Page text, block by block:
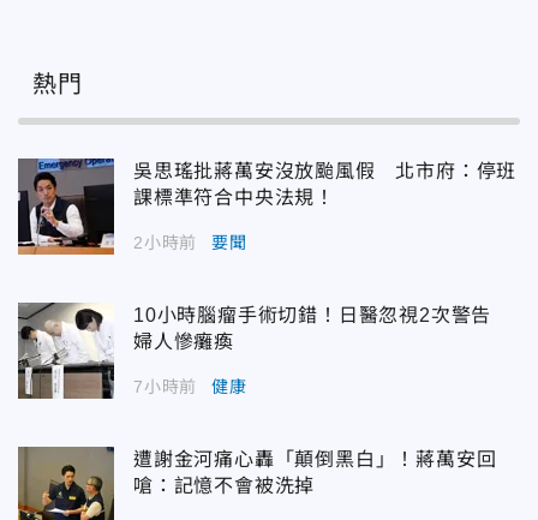
熱門
吳思瑤批蔣萬安沒放颱風假 北市府：停班
課標準符合中央法規！
2小時前 要聞
10小時腦瘤手術切錯！日醫忽視2次警告
婦人慘癱瘓
7小時前 健康
遭謝金河痛心轟「顛倒黑白」！蔣萬安回
嗆：記憶不會被洗掉